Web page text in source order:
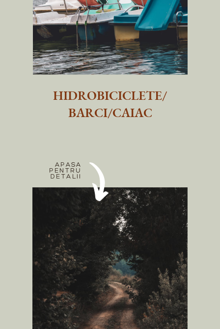
HIDROBICICLETE/
BARCI/CAIAC
APASA
PENTRU
DETALII